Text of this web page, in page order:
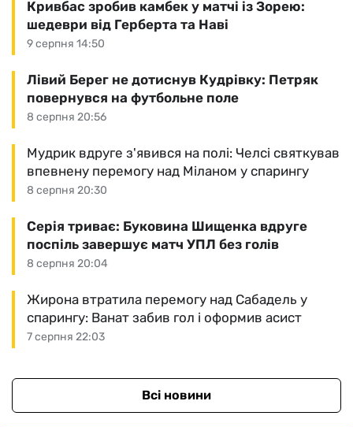
9 серпня 14:50
Кривбас зробив камбек у матчі із Зорею:
шедеври від Герберта та Наві
8 серпня 20:56
Лівий Берег не дотиснув Кудрівку: Петряк
повернувся на футбольне поле
8 серпня 20:30
Мудрик вдруге з'явився на полі: Челсі святкував
впевнену перемогу над Міланом у спарингу
8 серпня 20:04
Серія триває: Буковина Шищенка вдруге
поспіль завершує матч УПЛ без голів
7 серпня 22:03
Жирона втратила перемогу над Сабадель у
спарингу: Ванат забив гол і оформив асист
Всі новини